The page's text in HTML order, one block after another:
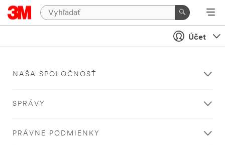
Účet
NAŠA SPOLOČNOSŤ
SPRÁVY
PRÁVNE PODMIENKY